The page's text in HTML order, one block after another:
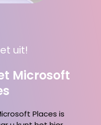
uit!
Microsoft
Places is